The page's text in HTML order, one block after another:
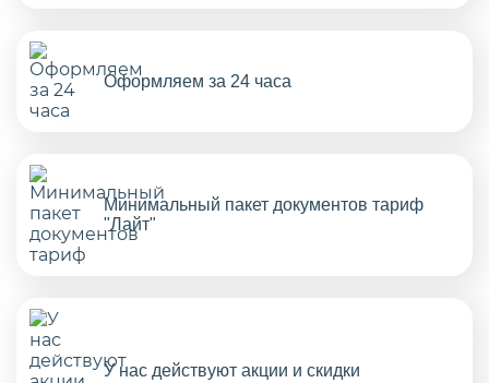
Оформляем за 24 часа
Минимальный пакет документов тариф
"Лайт"
У нас действуют акции и скидки